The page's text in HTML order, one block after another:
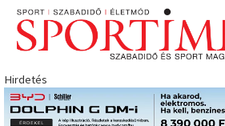
Skip
content
Hirdetés